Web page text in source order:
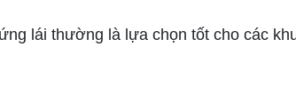
lái thường là lựa chọn tốt cho các